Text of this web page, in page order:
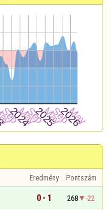
Eredmény
Pontszám
0 - 1 268
-22